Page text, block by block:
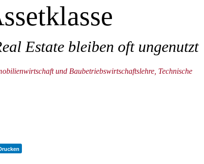
Estate bleiben oft ungenutzt
und Baubetriebswirtschaftslehre, Technische